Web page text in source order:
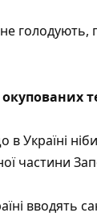
не
в Україні
частини
вводять